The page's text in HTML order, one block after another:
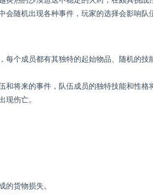
会随机出现各种事件，玩家的选择会影响队
每个成员都有其独特的起始物品、随机的技
将来的事件，队伍成员的独特技能和性格
现伤亡。
的货物损失。